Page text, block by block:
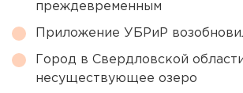
преждевременным
Приложение УБРиР
Город в Свердловской
несуществующее озеро